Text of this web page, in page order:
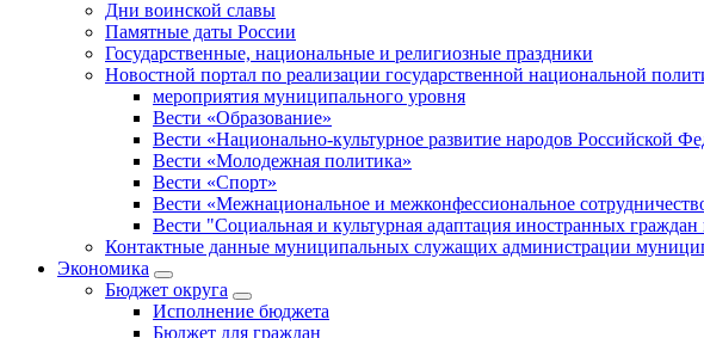
Дни воинской славы
Памятные даты России
Государственные, национальные и религиозные праздники
Новостной портал по реализации государственной национальной
мероприятия муниципального уровня
Вести «Образование»
Вести «Национально-культурное развитие народов Российской
Вести «Молодежная политика»
Вести «Спорт»
Вести «Межнациональное и межконфессиональное
Вести "Социальная и культурная адаптация иностранных
Контактные данные муниципальных служащих администрации
Экономика
Бюджет округa
Исполнение бюджета
Бюджет для граждан